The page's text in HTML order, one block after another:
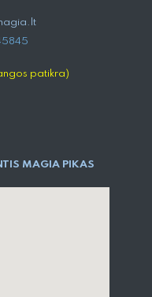
patikra)
MAGIA PIKAS